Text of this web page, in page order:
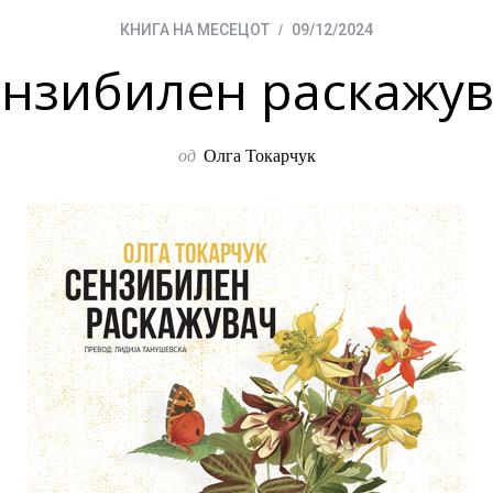
КНИГА НА МЕСЕЦОТ 09/12/2024
од Олга Токарчук